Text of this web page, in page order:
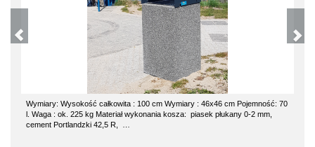
Wymiary: Wysokość całkowita : 100 cm Wymiary : 46x46 cm Pojemność: 70
l. Waga : ok. 225 kg Materiał wykonania kosza: piasek płukany 0-2 mm,
cement Portlandzki 42,5 R, …